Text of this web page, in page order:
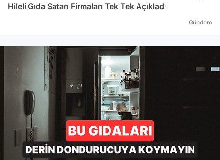
Hileli Gıda Satan Firmaları Tek Tek Açıkladı
Gündem